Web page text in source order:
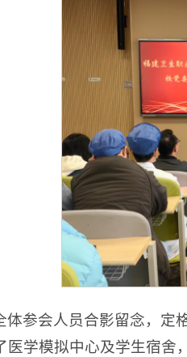
体参会人员合影留念，定
医学模拟中心及学生宿舍